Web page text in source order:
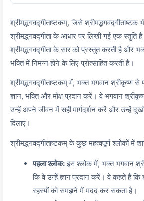
श्रीमद्भगवद्गीताष्टकम्, जिसे श्रीमद्भगवद्गीताष्टक
श्रीमद्भगवद्गीता के आधार पर लिखी गई एक स्तुति
श्रीमद्भगवद्गीता के सार को प्रस्तुत करती है और
भक्ति में निमग्न होने के लिए प्रोत्साहित करती है।
श्रीमद्भगवद्गीताष्टकम् में, भक्त भगवान श्रीकृष्ण से
ज्ञान, भक्ति और मोक्ष प्रदान करें। वे भगवान
उन्हें अपने जीवन में सही मार्गदर्शन करें और उन्हें
दिलाएं।
श्रीमद्भगवद्गीताष्टकम् के कुछ महत्वपूर्ण श्लोकों में
पहला श्लोक:इस श्लोक में, भक्त भगवान
कि वे उन्हें ज्ञान प्रदान करें। वे कहते हैं कि
रहस्यों को समझने में मदद कर सकता है।